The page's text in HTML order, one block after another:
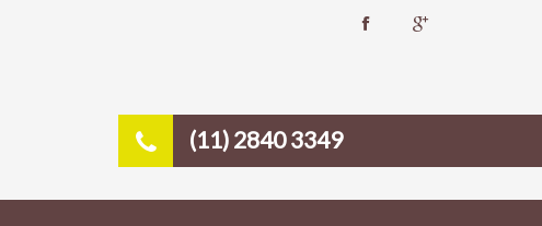
(11) 2840 3349